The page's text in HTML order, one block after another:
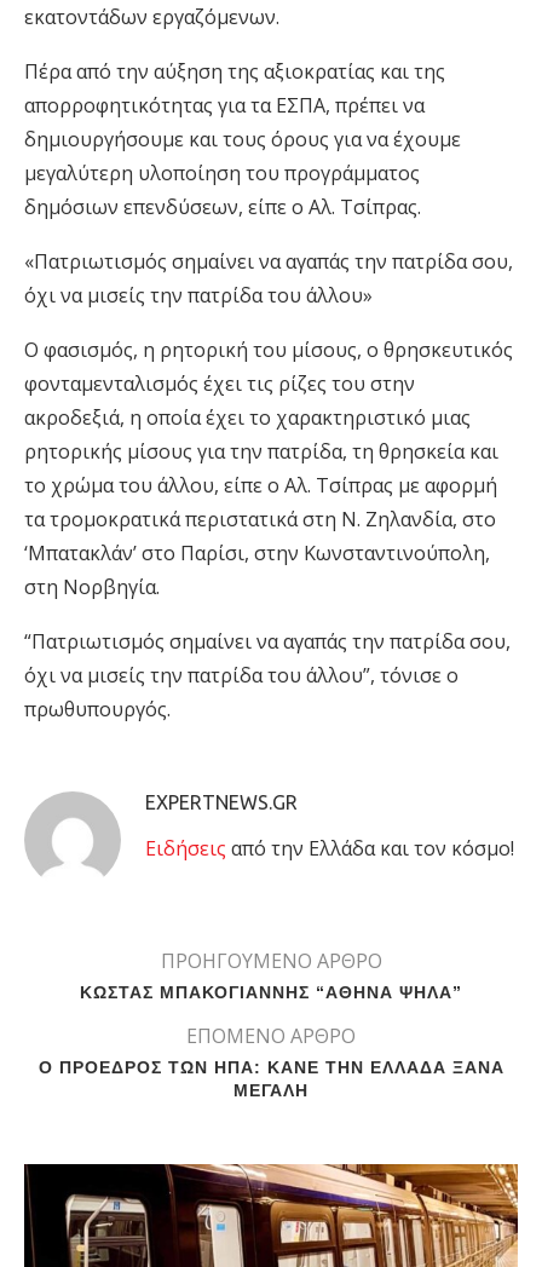
εκατοντάδων εργαζόμενων.
Πέρα από την αύξηση της αξιοκρατίας και της
απορροφητικότητας για τα ΕΣΠΑ, πρέπει να
δημιουργήσουμε και τους όρους για να έχουμε
μεγαλύτερη υλοποίηση του προγράμματος
δημόσιων επενδύσεων, είπε ο Αλ. Τσίπρας.
«Πατριωτισμός σημαίνει να αγαπάς την πατρίδα σου,
όχι να μισείς την πατρίδα του άλλου»
Ο φασισμός, η ρητορική του μίσους, ο θρησκευτικός
φονταμενταλισμός έχει τις ρίζες του στην
ακροδεξιά, η οποία έχει το χαρακτηριστικό μιας
ρητορικής μίσους για την πατρίδα, τη θρησκεία και
το χρώμα του άλλου, είπε ο Αλ. Τσίπρας με αφορμή
τα τρομοκρατικά περιστατικά στη Ν. Ζηλανδία, στο
‘Μπατακλάν’ στο Παρίσι, στην Κωνσταντινούπολη,
στη Νορβηγία.
“Πατριωτισμός σημαίνει να αγαπάς την πατρίδα σου,
όχι να μισείς την πατρίδα του άλλου”, τόνισε ο
πρωθυπουργός.
EXPERTNEWS.GR
Eιδήσεις από την Ελλάδα και τον κόσμο!
ΠΡΟΗΓΟΥΜΕΝΟ ΑΡΘΡΟ
ΚΩΣΤΑΣ ΜΠΑΚΟΓIΑΝΝΗΣ “ΑΘΗΝΑ ΨΗΛΑ”
ΕΠΟΜΕΝΟ ΑΡΘΡΟ
Ο ΠΡΟΕΔΡΟΣ ΤΩΝ ΗΠΑ: ΚΑΝΕ ΤΗΝ ΕΛΛΑΔΑ ΞΑΝΑ
ΜΕΓΑΛΗ